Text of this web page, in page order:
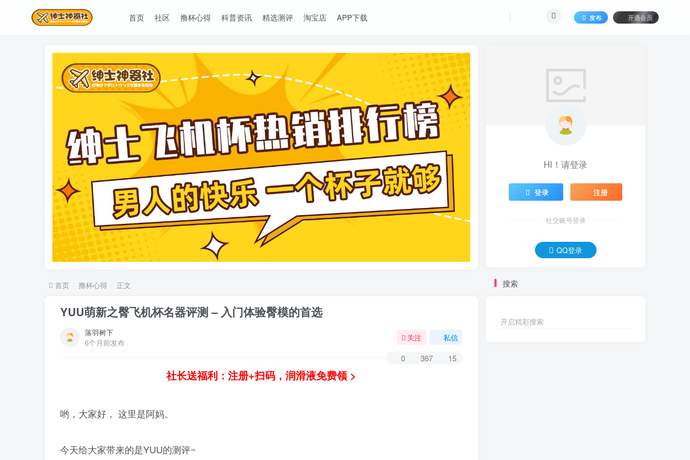
首页 社区 撸杯心得 科普资讯 精选测评 淘宝店 APP下载 发布 开通会员
首页 撸杯心得 正文
YUU萌新之臀飞机杯名器评测 – 入门体验臀模的首选
落羽树下
6个月前发布
关注 私信
0 367 15
社长送福利：注册+扫码，润滑液免费领 >
哟，大家好， 这里是阿妈。
今天给大家带来的是YUU的测评~
HI！请登录
登录 注册
社交账号登录
QQ登录
搜索
开启精彩搜索